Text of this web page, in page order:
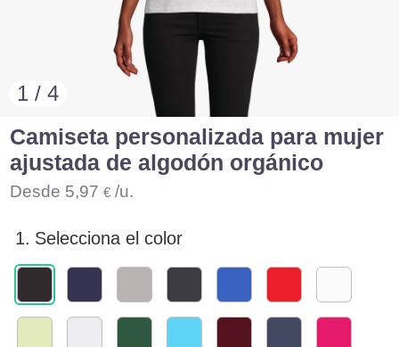
1 / 4
Camiseta personalizada para mujer
ajustada de algodón orgánico
Desde 5,97 € /u.
1. Selecciona el color